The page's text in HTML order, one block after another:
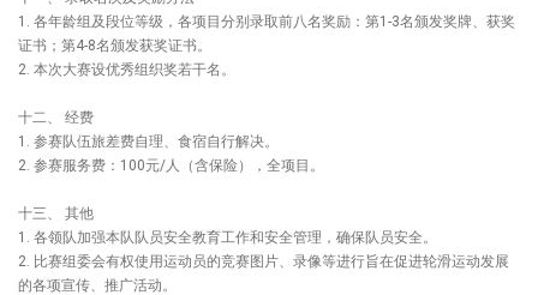
1. 各年龄组及段位等级，各项目分别录取前八名奖励：第1-3名颁发奖牌、获奖
证书；第4-8名颁发获奖证书。
2. 本次大赛设优秀组织奖若干名。
十二、 经费
1. 参赛队伍旅差费自理、食宿自行解决。
2. 参赛服务费：100元/人（含保险），全项目。
十三、 其他
1. 各领队加强本队队员安全教育工作和安全管理，确保队员安全。
2. 比赛组委会有权使用运动员的竞赛图片、录像等进行旨在促进轮滑运动发展
的各项宣传、推广活动。